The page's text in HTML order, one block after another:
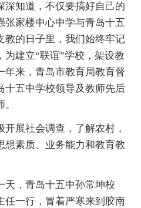
知道，不仅要搞好自己的
张家楼中心中学与青岛十五
教的日子里，我们始终牢记
建立“联谊”学校，架设教
年来，青岛市教育局教育督
十五中学校领导及教师先后
展社会调查，了解农村，
想素质、业务能力和教育教
，青岛十五中孙常坤校
任一行，冒着严寒来到胶南